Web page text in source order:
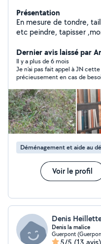
Présentation
En mesure de tondre,
etc peindre, tapisser ,monter des meubles, percer
Moquette, Parquet, lino, Poser des luminaires Petite
plomberie
Dernier avis laissé par
Il y a plus de 6 mois
Je n’ai pas fait appel à JN
précieusement en cas de
Déménagement et aide au
Voir le profil
Denis
Denis la malice
Guerpont